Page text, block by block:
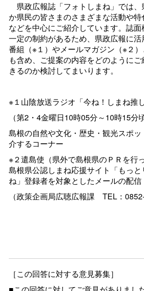
県政広報誌「フォトしまね」では、
か県民の皆さまのさまざまな活動や
などを中心にご紹介しています。誌
一定の制約があるため、県政広報に
番組（※１）やメールマガジン（※２
も含め、ご提案の内容をどのように
きるのか検討してまいります。
※１山陰放送ラジオ「今ね！しまね推
（第2・4金曜日10時05分～10時15分頃
島根の自然や文化・歴史・観光スポ
介するコーナー
※２遣島使（県外で島根県のＰＲを行
島根県公認しまね応援サイト「もっと
ね」登録者を対象としたメールの配信
（政策企画局広聴広報課 TEL：
［この回答に対する意見募集］